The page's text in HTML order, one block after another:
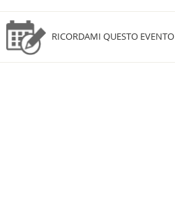
RICORDAMI QUESTO EVENTO